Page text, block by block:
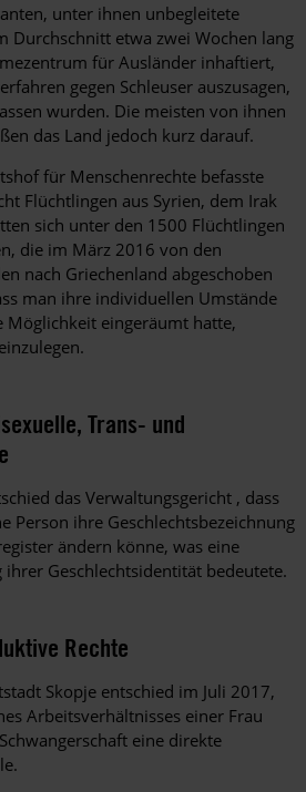
unter ihnen unbegleitete
Durchschnitt etwa zwei Wochen lang
für Ausländer inhaftiert,
gegen Schleuser auszusagen,
wurden. Die meisten von ihnen
das Land jedoch kurz darauf.
für Menschenrechte befasste
Flüchtlingen aus Syrien, dem Irak
sich unter den 1500 Flüchtlingen
die im März 2016 von den
nach Griechenland abgeschoben
man ihre individuellen Umstände
eingeräumt hatte,
Trans- und
das Verwaltungsgericht , dass
Person ihre Geschlechtsbezeichnung
ändern könne, was eine
Geschlechtsidentität bedeutete.
Rechte
Skopje entschied im Juli 2017,
Arbeitsverhältnisses einer Frau
eine direkte